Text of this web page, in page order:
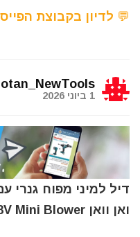
💬 לדיון בקבוצת
1 ביוני 2026
דיל למיני מפוח גנרי
ואן וואן ONEVAN 3000W 18V Mini Blower